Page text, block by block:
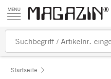
Zum Inhalt springen
Startseite